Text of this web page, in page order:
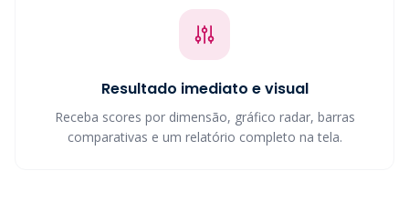
Resultado imediato e visual
Receba scores por dimensão, gráfico radar, barras
comparativas e um relatório completo na tela.